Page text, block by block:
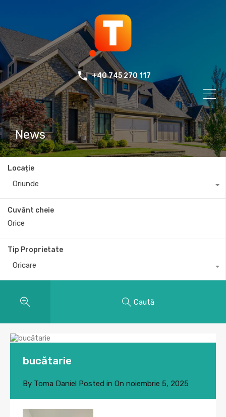
+40 745 270 117
News
Locație
Oriunde
Cuvânt cheie
Tip Proprietate
Oricare
Caută
bucătarie
By Toma Daniel Posted in On noiembrie 5, 2025